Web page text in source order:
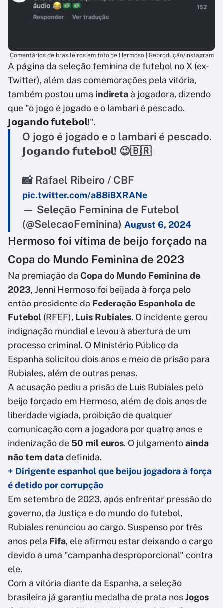
Comentários de brasileiros em foto de Hermoso | Reprodução/Instagram
A página da seleção feminina de futebol no X (ex-
Twitter), além das comemorações pela vitória,
também postou uma indireta à jogadora, dizendo
que "o jogo é jogado e o lambari é pescado.
𝗝𝗼𝗴𝗮𝗻𝗱𝗼 𝗳𝘂𝘁𝗲𝗯𝗼𝗹!".
O jogo é jogado e o lambari é pescado.
𝗝𝗼𝗴𝗮𝗻𝗱𝗼 𝗳𝘂𝘁𝗲𝗯𝗼𝗹! 😉🇧🇷
📸 Rafael Ribeiro / CBF
pic.twitter.com/a88iBXRANe
— Seleção Feminina de Futebol
(@SelecaoFeminina) August 6, 2024
Hermoso foi vítima de beijo forçado na
Copa do Mundo Feminina de 2023
Na premiação da Copa do Mundo Feminina de
2023, Jenni Hermoso foi beijada à força pelo
então presidente da Federação Espanhola de
Futebol (RFEF), Luis Rubiales. O incidente gerou
indignação mundial e levou à abertura de um
processo criminal. O Ministério Público da
Espanha solicitou dois anos e meio de prisão para
Rubiales, além de outras penas.
A acusação pediu a prisão de Luis Rubiales pelo
beijo forçado em Hermoso, além de dois anos de
liberdade vigiada, proibição de qualquer
comunicação com a jogadora por quatro anos e
indenização de 50 mil euros. O julgamentoainda
não tem datadefinida.
+ Dirigente espanhol que beijou jogadora à força
é detido por corrupção
Em setembro de 2023, após enfrentar pressão do
governo, da Justiça e do mundo do futebol,
Rubiales renunciou ao cargo. Suspenso por três
anos pela Fifa, ele afirmou estar deixando o cargo
devido a uma "campanha desproporcional" contra
ele.
Com a vitória diante da Espanha, a seleção
brasileira já garantiu medalha de prata nosJogos